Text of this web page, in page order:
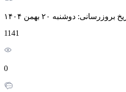
بروزرسانی: دوشنبه ۲۰ بهمن ۱۴۰۴
1141
0